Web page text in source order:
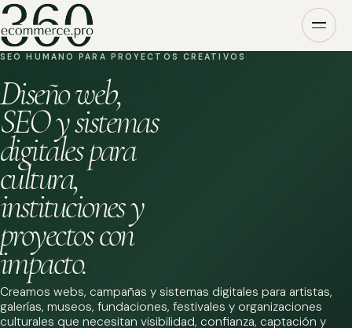
SEO HUMANO PARA PROYECTOS CREATIVOS
Diseño web,
SEO y sistemas
digitales para
cultura,
instituciones y
proyectos con
impacto.
Creamos webs, campañas y sistemas digitales para artistas,
galerías, museos, fundaciones, festivales y organizaciones
culturales que necesitan visibilidad, confianza, captación y